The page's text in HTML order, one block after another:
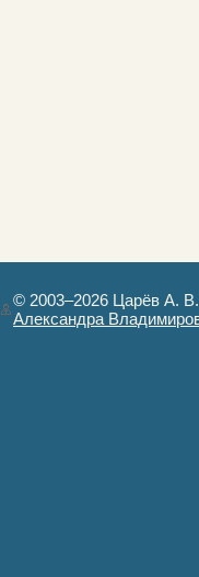
© 2003–2026 Царёв А.
Александра
Авторизация